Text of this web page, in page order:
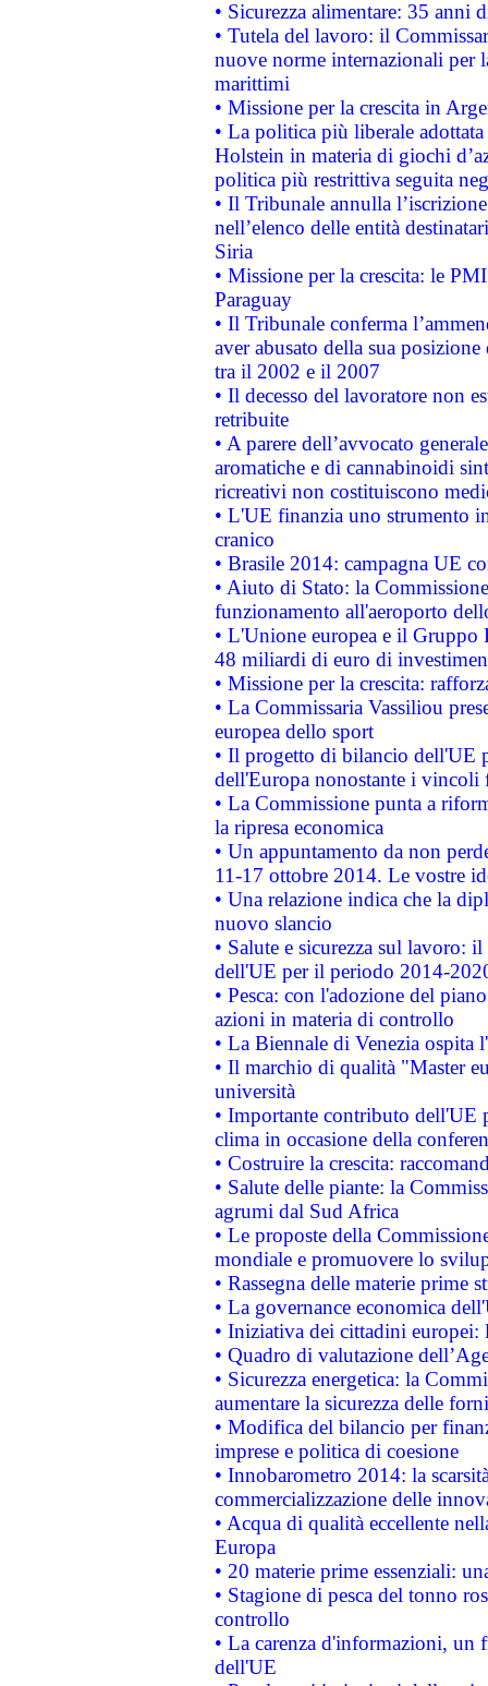
• Sicurezza alimentare: 35 anni
• Tutela del lavoro: il
nuove norme internazionali per
marittimi
• Missione per la crescita in
• La politica più liberale
Holstein in materia di giochi
politica più restrittiva seguita
• Il Tribunale annulla
nell’elenco delle entità
Siria
• Missione per la crescita: le
Paraguay
• Il Tribunale conferma
aver abusato della sua
tra il 2002 e il 2007
• Il decesso del lavoratore non
retribuite
• A parere dell’avvocato
aromatiche e di cannabinoidi
ricreativi non costituiscono
• L'UE finanzia uno strumento
cranico
• Brasile 2014: campagna UE
• Aiuto di Stato: la
funzionamento all'aeroporto
• L'Unione europea e il
48 miliardi di euro di
• Missione per la crescita:
• La Commissaria Vassiliou
europea dello sport
• Il progetto di bilancio dell'UE
dell'Europa nonostante i vincoli
• La Commissione punta a
la ripresa economica
• Un appuntamento da non
11-17 ottobre 2014. Le vostre
• Una relazione indica che la
nuovo slancio
• Salute e sicurezza sul lavoro:
dell'UE per il periodo 2014-
• Pesca: con l'adozione del
azioni in materia di controllo
• La Biennale di Venezia ospita
• Il marchio di qualità "Master
università
• Importante contributo dell'UE
clima in occasione della
• Costruire la crescita:
• Salute delle piante: la
agrumi dal Sud Africa
• Le proposte della
mondiale e promuovere lo
• Rassegna delle materie prime
• La governance economica
• Iniziativa dei cittadini
• Quadro di valutazione
• Sicurezza energetica: la
aumentare la sicurezza delle
• Modifica del bilancio per
imprese e politica di coesione
• Innobarometro 2014: la
commercializzazione delle
• Acqua di qualità eccellente
Europa
• 20 materie prime essenziali:
• Stagione di pesca del tonno
controllo
• La carenza d'informazioni, un
dell'UE